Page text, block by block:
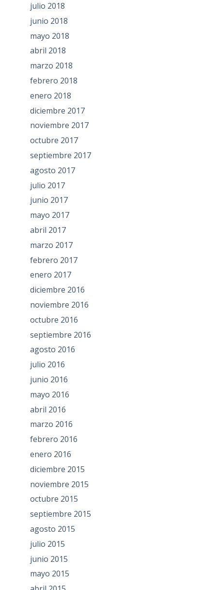
julio 2018
junio 2018
mayo 2018
abril 2018
marzo 2018
febrero 2018
enero 2018
diciembre 2017
noviembre 2017
octubre 2017
septiembre 2017
agosto 2017
julio 2017
junio 2017
mayo 2017
abril 2017
marzo 2017
febrero 2017
enero 2017
diciembre 2016
noviembre 2016
octubre 2016
septiembre 2016
agosto 2016
julio 2016
junio 2016
mayo 2016
abril 2016
marzo 2016
febrero 2016
enero 2016
diciembre 2015
noviembre 2015
octubre 2015
septiembre 2015
agosto 2015
julio 2015
junio 2015
mayo 2015